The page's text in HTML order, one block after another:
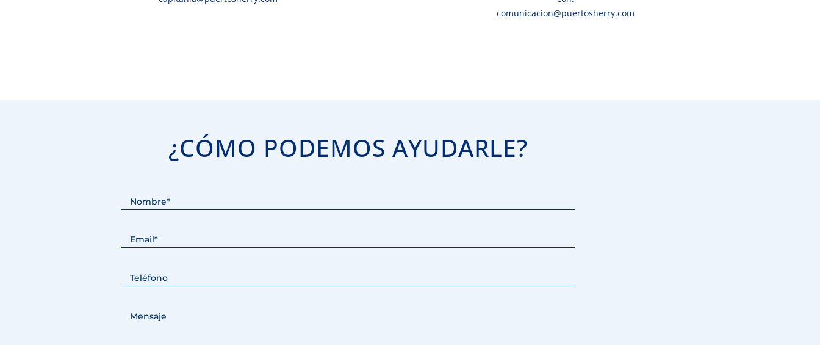
comunicacion@puertosherry.com
¿CÓMO PODEMOS AYUDARLE?